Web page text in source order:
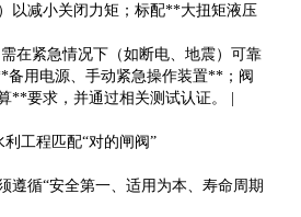
以减小关闭力矩；标配**大扭矩液压
在紧急情况下（如断电、地震）可靠
备用电源、手动紧急操作装置**；阀
**要求，并通过相关测试认证。 |
工程匹配“对的闸阀”
遵循“安全第一、适用为本、寿命周期